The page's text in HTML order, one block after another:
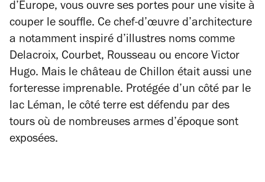
d’Europe, vous ouvre ses portes pour une visite à
couper le souffle. Ce chef-d’œuvre d’architecture
a notamment inspiré d’illustres noms comme
Delacroix, Courbet, Rousseau ou encore Victor
Hugo. Mais le château de Chillon était aussi une
forteresse imprenable. Protégée d’un côté par le
lac Léman, le côté terre est défendu par des
tours où de nombreuses armes d’époque sont
exposées.